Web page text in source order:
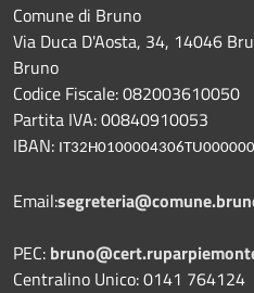
Comune di Bruno
Via Duca D'Aosta, 34, 14046
Bruno
Codice Fiscale: 082003610050
Partita IVA: 00840910053
IBAN:
Email:
PEC:
Centralino Unico: 0141 764124